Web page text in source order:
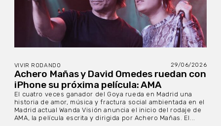
VIVIR RODANDO 29/06/2026
Achero Mañas y David Omedes ruedan con
iPhone su próxima película: AMA
El cuatro veces ganador del Goya rueda en Madrid una
historia de amor, música y fractura social ambientada en el
Madrid actual Wanda Visión anuncia el inicio del rodaje de
AMA, la película escrita y dirigida por Achero Mañas. El...